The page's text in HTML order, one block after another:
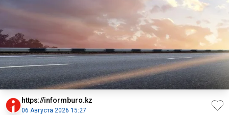
https://informburo.kz
06 Августа 2026 15:27